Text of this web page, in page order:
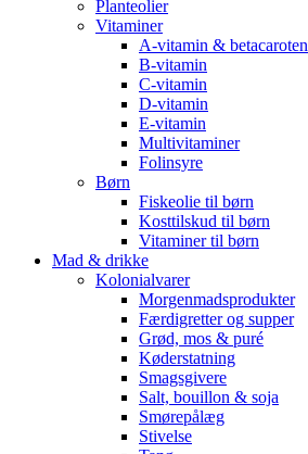
Planteolier
Vitaminer
A-vitamin & betacaroten
B-vitamin
C-vitamin
D-vitamin
E-vitamin
Multivitaminer
Folinsyre
Børn
Fiskeolie til børn
Kosttilskud til børn
Vitaminer til børn
Mad & drikke
Kolonialvarer
Morgenmadsprodukter
Færdigretter og supper
Grød, mos & puré
Køderstatning
Smagsgivere
Salt, bouillon & soja
Smørepålæg
Stivelse